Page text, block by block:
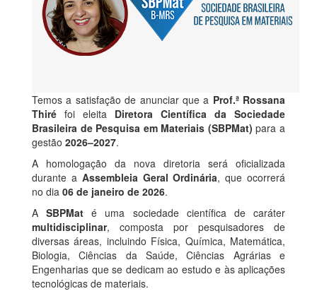
Temos a satisfação de anunciar que a Prof.ª Rossana
Thiré foi eleita Diretora Científica da Sociedade
Brasileira de Pesquisa em Materiais (SBPMat) para a
gestão 2026–2027.
A homologação da nova diretoria será oficializada
durante a Assembleia Geral Ordinária, que ocorrerá
no dia 06 de janeiro de 2026.
ASBPMat é uma sociedade científica de caráter
multidisciplinar, composta por pesquisadores de
diversas áreas, incluindo Física, Química, Matemática,
Biologia, Ciências da Saúde, Ciências Agrárias e
Engenharias que se dedicam ao estudo e às aplicações
tecnológicas de materiais.